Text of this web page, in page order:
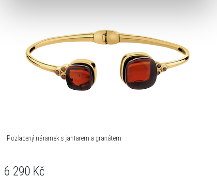
Pozlacený náramek s jantarem a granátem
6 290 Kč